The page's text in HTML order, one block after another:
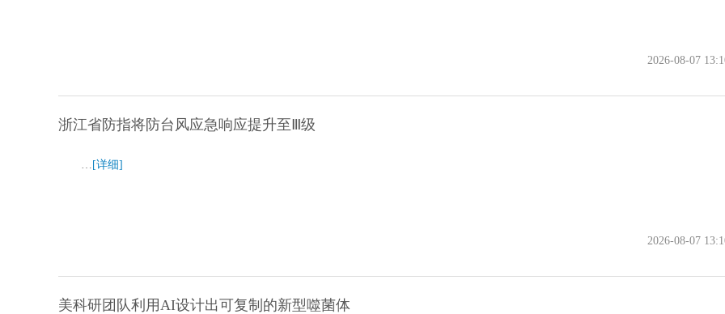
2026-08-07
浙江省防指将防台风应急响应提升至Ⅲ级
… [详细]
2026-08-07
美科研团队利用AI设计出可复制的新型噬菌体